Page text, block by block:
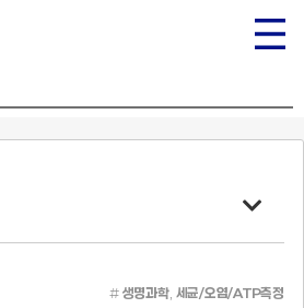
# 생명과학, 세균/오염/ATP측정